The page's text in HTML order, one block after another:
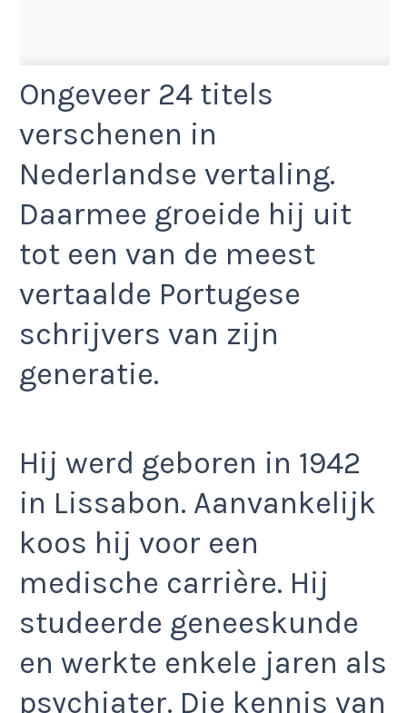
Ongeveer 24 titels
verschenen in
Nederlandse vertaling.
Daarmee groeide hij uit
tot een van de meest
vertaalde Portugese
schrijvers van zijn
generatie.
Hij werd geboren in 1942
in Lissabon. Aanvankelijk
koos hij voor een
medische carrière. Hij
studeerde geneeskunde
en werkte enkele jaren als
psychiater. Die kennis van